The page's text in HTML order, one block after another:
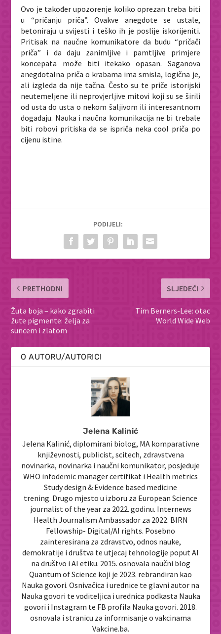
Ovo je također upozorenje koliko oprezan treba biti
u “pričanju priča”. Ovakve anegdote se ustale,
betoniraju u svijesti i teško ih je poslije iskorijeniti.
Pritisak na naučne komunikatore da budu “pričači
priča” i da daju zanimljive i pamtljive primjere
koncepata može biti itekako opasan. Saganova
anegdotalna priča o krabama ima smisla, logična je,
ali izgleda da nije tačna. Često su te priče istorijski
neutemeljene ili neprovjerljive mitovi koji su se širili
od usta do usta o nekom šaljivom ili interesantnom
događaju. Nauka i naučna komunikacija ne bi trebale
biti robovi pritiska da se ispriča neka cool priča po
cijenu istine.
PODIJELI:
PRETHODNI
Žuta boja – kako zgrabiti
žute pigmente: želja za
suncem i zlatom
SLJEDEĆI
Tim Berners-Lee: otac
World Wide Web
O AUTORU/AUTORICI
Jelena Kalinić
Jelena Kalinić, diplomirani biolog, MA komparativne
književnosti, publicist, scitech, zdravstvena
novinarka, novinarka i naučni komunikator, posjeduje
WHO infodemic manager certifikat i Health metrics
Study design & Evidence based medicine
trening. Drugo mjesto u izboru za European Science
journalist of the year za 2022. godinu. Internews
Health Journalism Ambassador za 2022. BIRN
Fellowship- Digital/AI rights. Posebno
zainteresirana za zdravstvo, odnos nauke,
demokratije i društva te utjecaj tehnologije poput AI
na društvo i AI etiku. 2015. osnovala naučni blog
Quantum of Science koji je 2023. rebrandiran kao
Nauka govori. Osnivačica i urednice te glavni autor na
Nauka govori te voditeljica i urednica podkasta Nauka
govori i Instagram te FB profila Nauka govori. 2018.
osnovala i stranicu za informisanje o vakcinama
Vakcine.ba.